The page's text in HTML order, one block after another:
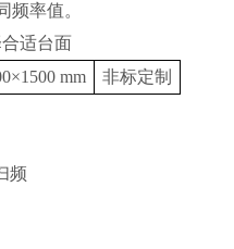
频率值。
适台面
mm 非标定制
频